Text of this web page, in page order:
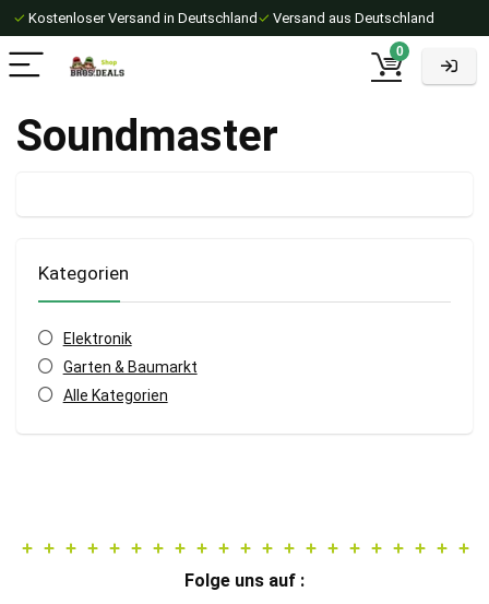
✓ Kostenloser Versand in Deutschland ✓ Versand aus Deutschland
0
Soundmaster
Kategorien
Elektronik
Garten & Baumarkt
Alle Kategorien
Folge uns auf :